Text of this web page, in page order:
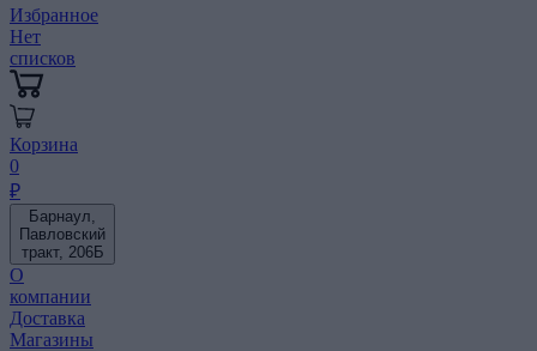
Избранное
Нет
списков
Корзина
0
₽
Барнаул,
Павловский
тракт, 206Б
О
компании
Доставка
Магазины